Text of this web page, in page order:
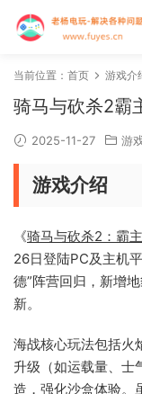
当前位置： 首页 游戏介
骑马与砍杀2霸
2025-11-27 游
游戏介绍
《骑马与砍杀2 ：霸主
26日登陆PC及主机
德”阵营回归，新增
新。
海战核心玩法包括火
升级（如运载量、士
造，强化沙盒体验。